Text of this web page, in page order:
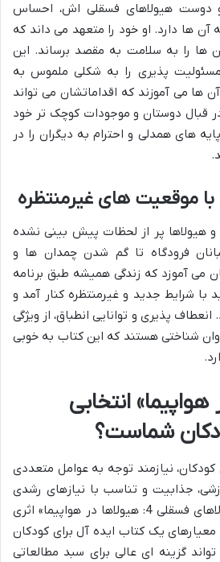
و دوست هیولاهای فسقلی اش، احساس
ها دارد. او خود را متعهد می داند که
ها را به سلامت به مقصد برساند. این
مسئولیت پذیری را به شکلی ملموس به
می آموزند که اقداماتشان می تواند
در قبال دوستان و موجودات کوچک تر خود
های همدلی و احترام به دیگران را در
موقعیت های غیرمنتظره
و هیولاها پر از لحظات پیش بینی نشده
فرودگاه تا گم شدن چمدان ها و
می آموزد که زندگی همیشه طبق برنامه
شرایط جدید و غیرمنتظره کنار آمد و
پذیری و توانایی انطباق، از ویژگی
شناختی هستند که این کتاب به خوبی
انتخابی
شماست؟
نیازمند توجه به عوامل متعددی
جذابیت و تناسب با نیازهای رشدی
آن ها است. «بیلی و هیولاهای فسقلی 4: هیولاها در هواپیما» اثری
یک کتاب ایده آل برای کودکان
گزینه ای عالی برای سبد مطالعاتی